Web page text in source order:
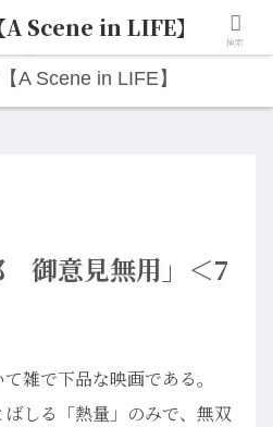
まる。映画と写真と日々のこと。
A Scene in LIFE】
御意見無用」＜7
雑で下品な映画である。
しる「熱量」のみで、無双
A Scene in LIFE】 検索